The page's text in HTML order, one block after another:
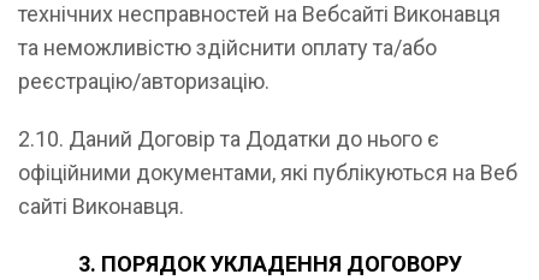
технічних несправностей на Вебсайті Виконавця
та неможливістю здійснити оплату та/або
реєстрацію/авторизацію.
2.10. Даний Договір та Додатки до нього є
офіційними документами, які публікуються на Веб
сайті Виконавця.
3. ПОРЯДОК УКЛАДЕННЯ ДОГОВОРУ